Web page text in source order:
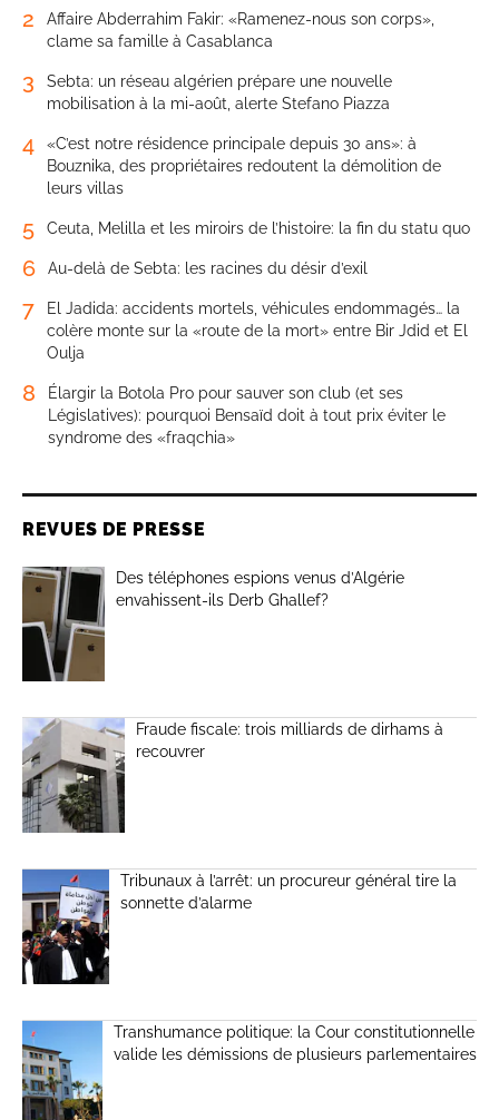
2
Affaire Abderrahim Fakir: «Ramenez-nous son corps»,
clame sa famille à Casablanca
3
Sebta: un réseau algérien prépare une nouvelle
mobilisation à la mi-août, alerte Stefano Piazza
4
«C’est notre résidence principale depuis 30 ans»: à
Bouznika, des propriétaires redoutent la démolition de
leurs villas
5 Ceuta, Melilla et les miroirs de l’histoire: la fin du statu quo
6 Au-delà de Sebta: les racines du désir d’exil
7
El Jadida: accidents mortels, véhicules endommagés… la
colère monte sur la «route de la mort» entre Bir Jdid et El
Oulja
8
Élargir la Botola Pro pour sauver son club (et ses
Législatives): pourquoi Bensaïd doit à tout prix éviter le
syndrome des «fraqchia»
REVUES DE PRESSE
Des téléphones espions venus d’Algérie
envahissent-ils Derb Ghallef?
Fraude fiscale: trois milliards de dirhams à
recouvrer
Tribunaux à l’arrêt: un procureur général tire la
sonnette d’alarme
Transhumance politique: la Cour constitutionnelle
valide les démissions de plusieurs parlementaires